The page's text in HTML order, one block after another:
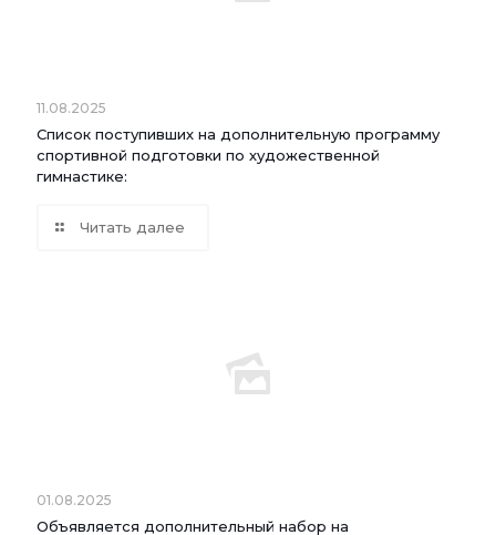
11.08.2025
Список поступивших на дополнительную программу
спортивной подготовки по художественной
гимнастике:
Читать далее
01.08.2025
Объявляется дополнительный набор на